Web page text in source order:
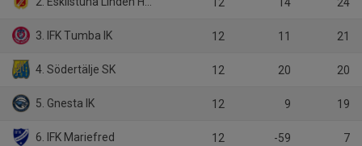
12 14 24
3. IFK Tumba IK 12 11 21
4. Södertälje SK 12 20 20
5. Gnesta IK 12 9 19
6. IFK Mariefred 12 -59 7